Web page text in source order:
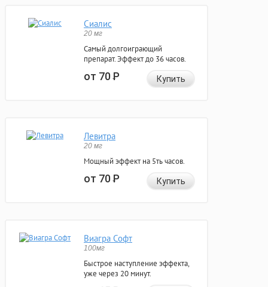
Сиалис
20 мг
Самый долгоиграющий
препарат. Эффект до 36 часов.
от 70Р Купить
Левитра
20 мг
Мощный эффект на 5ть часов.
от 70Р Купить
Виагра Софт
100мг
Быстрое наступление эффекта,
уже через 20 минут.